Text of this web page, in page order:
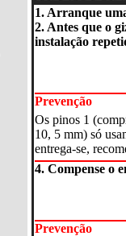
1. Arranque
2. Antes que o
instalação
Prevenção
Os pinos 1
10, 5 mm) só
entrega-se,
4. Compense o
Prevenção